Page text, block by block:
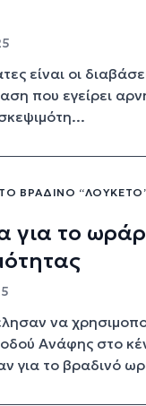
είναι οι
που εγείρει
ΒΡΑΔΙΝΌ
το
να
οδού Ανάφης στο
για το βραδινό